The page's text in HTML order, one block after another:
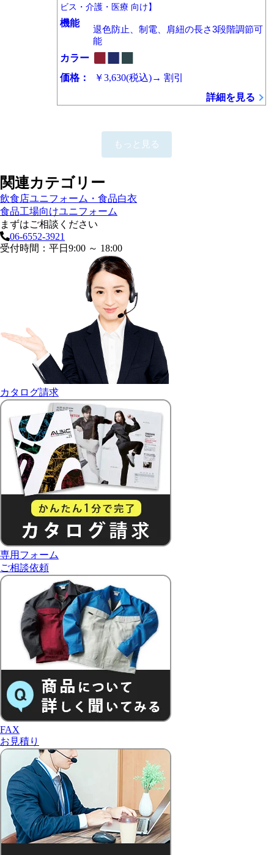
ビス・介護・医療 向け】
機能
退色防止、制電、肩紐の長さ3段階調節可
能
カラー
価格：
￥3,630(税込)→割引
詳細を見る
もっと見る
関連カテゴリー
飲食店ユニフォーム・食品白衣
食品工場向けユニフォーム
まずはご相談ください
06-6552-3921
受付時間：平日9:00 ～ 18:00
カタログ請求
専用フォーム
ご相談依頼
FAX
お見積り